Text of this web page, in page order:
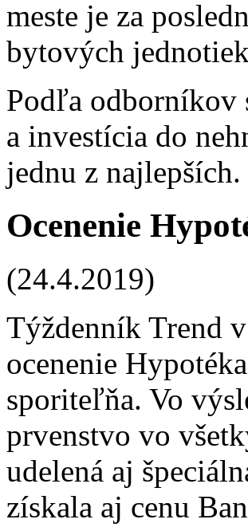
meste je za
bytových
Podľa odborníkov
a investícia do
jednu z najlepších.
Ocenenie
(24.4.2019)
Týždenník Trend
ocenenie
sporiteľňa. Vo
prvenstvo vo
udelená aj
získala aj cenu